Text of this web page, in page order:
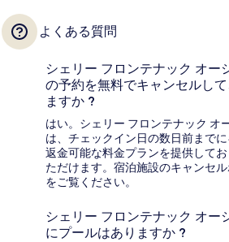
よくある質問
シェリー フロンテナック オー
の予約を無料でキャンセルし
ますか ?
はい。シェリー フロンテナック オ
は、チェックイン日の数日前まで
返金可能な料金プランを提供して
ただけます。宿泊施設のキャンセ
をご覧ください。
シェリー フロンテナック オー
にプールはありますか ?